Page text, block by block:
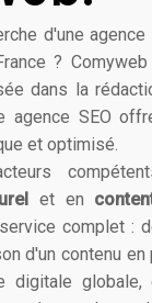
d'une
?
dans la
agence SEO
et optimisé.
et en
complet :
d'un contenu en
digitale